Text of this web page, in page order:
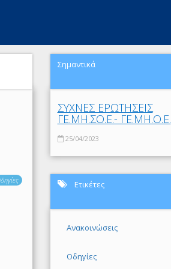
Σημαντικά
ΣΥΧΝΕΣ ΕΡΩΤΗΣΕΙΣ
ΓΕ.ΜΗ.ΣΟ.Ε.- ΓΕ.ΜΗ.Ο.Ε.
25/04/2023
Ετικέτες
Ανακοινώσεις
Οδηγίες